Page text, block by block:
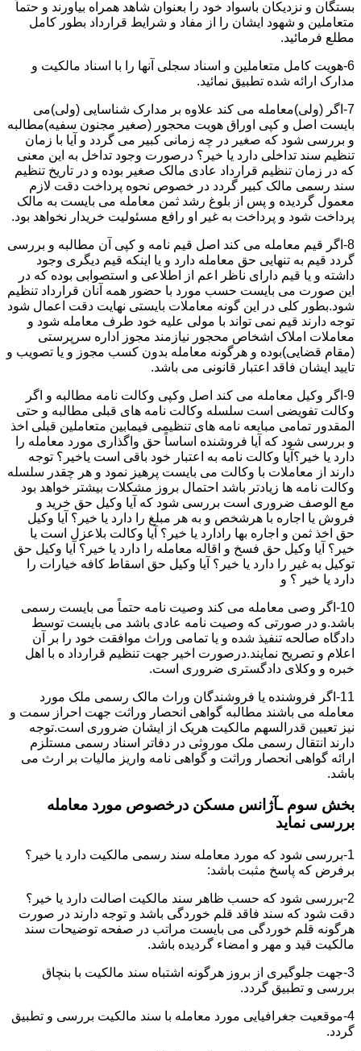
بستگان و نزدیکان باسواد خود را بعنوان شاهد همراه بیاورند و حتماً
متعاملین و شهود ایشان را از مفاد و شرایط قرارداد بطور کامل
مطلع فرمائید.
6-هویت کامل متعاملین و اسناد سجلی آنها را با اسناد مالکیت و
مدارک ارائه شده تطبیق نمائید.
7-اگر (ولی)معامله می کند علاوه بر مدارک شناسایی (ولی)می
بایست اصل و کپی اوراق هویت محجور (صغیر مجنون سفیه)مطالبه
و بررسی شود که صغیر در چه زمانی کبیر می گردد و آیا با زمان
تنظیم سند تداخلی دارد یا خیر؟ درصورت وجود تداخل به این معنی
که در زمان تنظیم قرارداد عادی مالک صغیر بوده و در تاریخ تنظیم
سند رسمی مالک کبیر گردد در خصوص نحوه پرداخت دقت لازم
معمول گردیده و پس از بلوغ رشد ثمن معامله می بایست به مالک
پرداخت شود و پرداخت به غیر او رافع مسئولیت خریدار نخواهد بود.
8-اگر قیم معامله می کند اصل قیم نامه و کپی آن مطالبه و بررسی
گردد قیم به تنهایی حق معامله دارد و یا اینکه قیم دیگری وجود
داشته و یا قیم دارای ناظر اعم از اطلاعی و استصوابی بوده که در
این صورت می بایست حسب مورد با حضور همه آنان قرارداد تنظیم
شود.بطور کلی در این گونه معاملات بایستی نهایت دقت اعمال شود
توجه دارند قیم نمی تواند با مولی علیه خود طرف معامله شود و
معاملات املاک اشخاص محجور نیازمند مجوز اداره سرپرستی
(مقام قضایی)بوده و هرگونه معامله بدون کسب مجوز و یا تصویب و
تایید ایشان فاقد اعتبار قانونی می باشد.
9-اگر وکیل معامله می کند اصل وکپی وکالت نامه مطالبه و اگر
وکالت تفویضی است سلسله وکالت نامه های قبلی مطالبه و حتی
المقدور تمامی مبایعه نامه های تنظیمی فیمابین متعاملین قبلی اخذ
و بررسی شود که آیا فروشنده اساساً حق واگذاری مورد معامله را
دارد یا خیر؟آیا وکالت نامه به اعتبار خود باقی است یاخیر؟ توجه
دارند از معاملات با وکالت می بایست پرهیز نمود و هر چقدر سلسله
وکالت نامه ها زیادتر باشد احتمال بروز مشکلات بیشتر خواهد بود
مع الوصف ضروری است بررسی شود که آیا وکیل حق خرید و
فروش یا اجاره با هرشخص و به هر مبلغ را دارد یا خیر؟ آیا وکیل
حق اخذ ثمن و اجاره بها رادارد یا خیر؟ آیا وکالت بلاعزل است یا
خیر؟ آیا وکیل حق فسخ و اقاله معامله را دارد یا خیر؟ آیا وکیل حق
توکیل به غیر را دارد یا خیر؟ آیا وکیل حق اسقاط کافه خیارات را
دارد یا خیر ؟ و
10-اگر وصی معامله می کند وصیت نامه حتماً می بایست رسمی
باشد.و در صورتی که وصیت نامه عادی باشد می بایست توسط
دادگاه صالحه تنفیذ شده و یا تمامی وراث موافقت خود را بر آن
اعلام و تصریح نمایند.درصورت اخیر جهت تنظیم قرارداد ه با اهل
خبره و وکلای دادگستری ضروری است.
11-اگر فروشنده یا فروشندگان وراث مالک رسمی ملک مورد
معامله می باشند مطالبه گواهی انحصار وراثت جهت احراز سمت و
نیز تعیین قدرالسهم مالکیت هریک از ایشان ضروری است.توجه
دارند انتقال رسمی ملک موروثی در دفاتر اسناد رسمی مستلزم
ارائه گواهی انحصار وراثت و گواهی نامه واریز مالیات بر ارث می
باشد.
بخش سوم ـآژانس مسکن درخصوص مورد معامله
بررسی نماید
1-بررسی شود که مورد معامله سند رسمی مالکیت دارد یا خیر؟
برفرض که پاسخ مثبت باشد:
2-بررسی شود که حسب ظاهر سند مالکیت اصالت دارد یا خیر؟
دقت شود که سند فاقد قلم خوردگی باشد و توجه دارند در صورت
هرگونه قلم خوردگی می بایست مراتب در صفحه توضیحات سند
مالکیت قید و مهر و امضاء گردیده باشد.
3-جهت جلوگیری از بروز هرگونه اشتباه سند مالکیت با بنچاق
بررسی و تطبیق گردد.
4-موقعیت جغرافیایی مورد معامله با سند مالکیت بررسی و تطبیق
گردد.